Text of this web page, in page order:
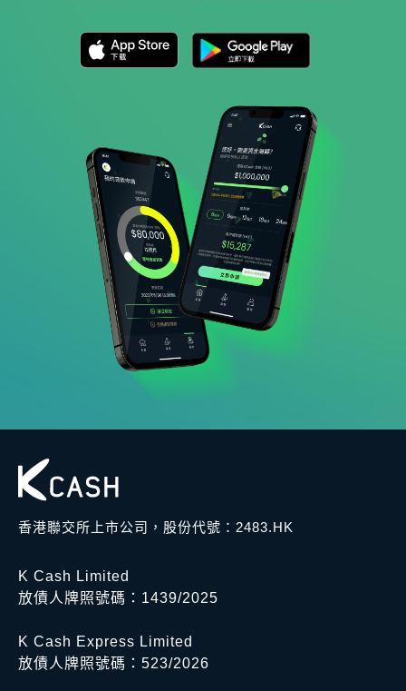
香港聯交所上市公司，股份代號：2483.HK
K Cash Limited
放債人牌照號碼：1439/2025
K Cash Express Limited
放債人牌照號碼：523/2026